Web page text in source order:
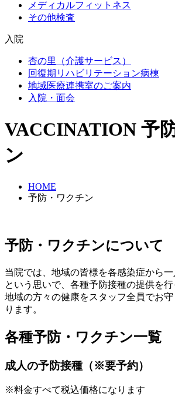
メディカルフィットネス
その他検査
入院
杏の里（介護サービス）
回復期リハビリテーション病棟
地域医療連携室のご案内
入院・面会
VACCINATION 予
ン
HOME
予防・ワクチン
予防・ワクチンについて
当院では、地域の皆様を各感染症から
という思いで、各種予防接種の提供を行
地域の方々の健康をスタッフ全員でお
ります。
各種予防・ワクチン一覧
成人の予防接種（※要予約）
※料金すべて税込価格になります